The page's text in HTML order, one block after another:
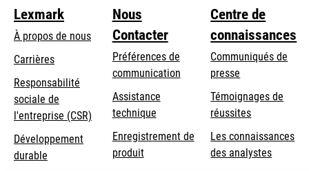
Lexmark
À propos de nous
Carrières
s’ouvre
dans
un
nouvel
onglet
Responsabilité
sociale de
l'entreprise (CSR) s’ouvre
Développement
durable
Nous
Contacter
Préférences de
communication
s’ouvre
dans
un
nouvel
onglet
Assistance
techniques’ouvre
un
Enregistrement de
produit
Centre de
connaissances
Communiqués de
presse
Témoignages de
réussites
Les connaissances
des analystes